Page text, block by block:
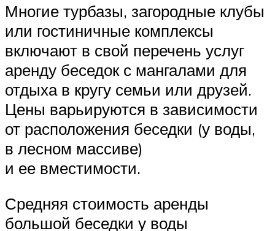
Многие турбазы, загородные клубы
или гостиничные комплексы
включают в свой перечень услуг
аренду беседок с мангалами для
отдыха в кругу семьи или друзей.
Цены варьируются в зависимости
от расположения беседки (у воды,
в лесном массиве)
и ее вместимости.
Средняя стоимость аренды
большой беседки у воды